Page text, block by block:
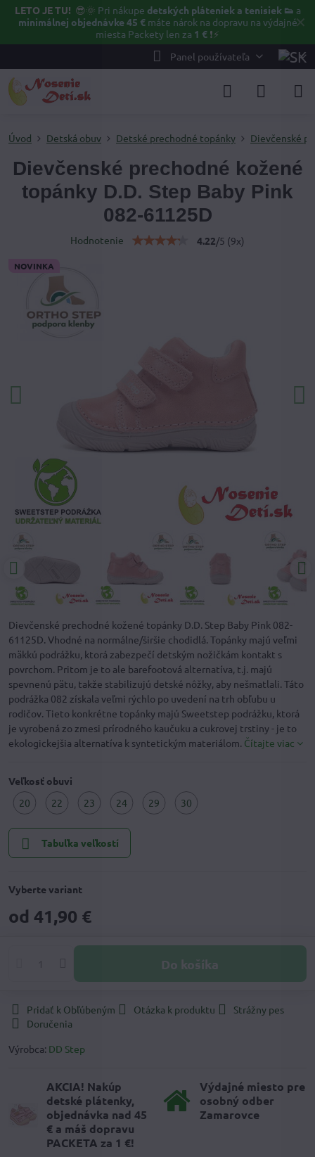
✕
LETO JE TU! 😎🌞 Pri nákupe detských pláteniek a tenisiek 👟 a
minimálnej objednávke 45 €máte nárok na dopravu na výdajné
miesta Packety len za 1 € ❗⚡️
Panel používateľa
NOVINKA
Úvod Detská obuv Detské prechodné topánky Dievčenské
Dievčenské prechodné kožené
topánky D.D. Step Baby Pink
082-61125D
Hodnotenie 4.22/5 (9x)
Dievčenské prechodné kožené topánky D.D. Step Baby Pink 082-
61125D. Vhodné na normálne/širšie chodidlá. Topánky majú veľmi
mäkkú podrážku, ktorá zabezpečí detským nožičkám kontakt s
povrchom. Pritom je to ale barefootová alternatíva, t.j. majú
spevnenú pätu, takže stabilizujú detské nôžky, aby nešmatlali. Táto
podrážka 082 získala veľmi rýchlo po uvedení na trh obľubu u
rodičov. Tieto konkrétne topánky majú Sweetstep podrážku, ktorá
je vyrobená zo zmesi prírodného kaučuku a cukrovej trstiny - je to
ekologickejšia alternatíva k syntetickým materiálom. Čítajte viac
Veľkosť obuvi
20
22 23 24 29 30
Tabuľka veľkostí
Vyberte variant
od 41,90 €
Do košíka
Pridať k Obľúbeným Otázka k produktu
Strážny pes
Doručenia
Výrobca: DD Step
AKCIA! Nakúp
detské plátenky,
objednávka nad 45
€ a máš dopravu
PACKETA za 1 €!
Výdajné miesto pre
osobný odber
Zamarovce